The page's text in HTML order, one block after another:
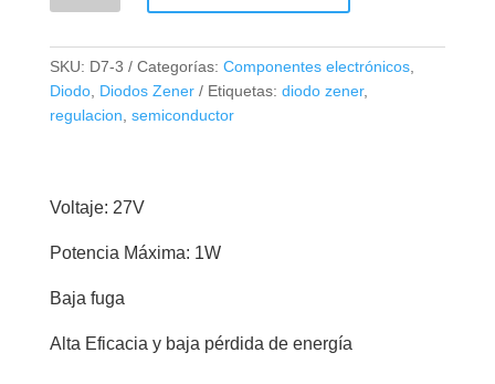
1W
1N4750
cantidad
SKU: D7-3 Categorías: Componentes electrónicos,
Diodo, Diodos Zener Etiquetas: diodo zener,
regulacion semiconductor
Voltaje: 27V
Potencia Máxima: 1W
Baja fuga
Alta Eficacia y baja pérdida de energía